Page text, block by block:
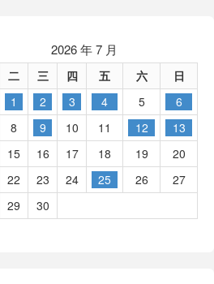
2026 年 7 月
二 三 四 五 六
日
1
2 3 4 5
6
8 9 10 11 12
13
15 16 17 18 19
20
22 23 24 25 26
27
29
30